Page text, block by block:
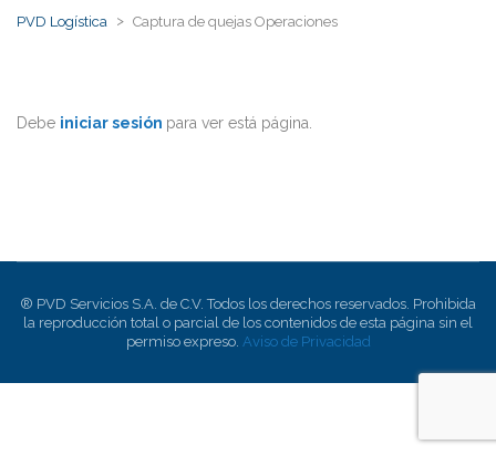
PVD Logística > Captura de quejas Operaciones
Debe iniciar sesión para ver está página.
® PVD Servicios S.A. de C.V. Todos los derechos reservados. Prohibida
la reproducción total o parcial de los contenidos de esta página sin el
permiso expreso. Aviso de Privacidad